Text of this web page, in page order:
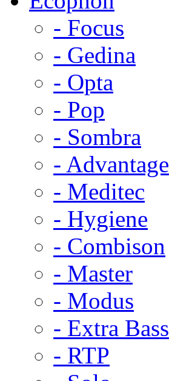
- Focus
- Gedina
- Opta
- Pop
- Sombra
- Advantage
- Meditec
- Hygiene
- Combison
- Master
- Modus
- Extra Bass
- RTP